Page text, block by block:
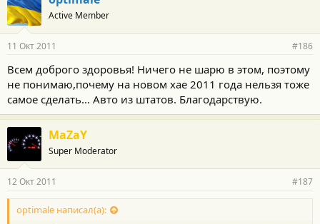
Active Member
11 Окт 2011 #186
Всем доброго здоровья! Ничего не шарю в этом, поэтому
не понимаю,почему на новом хае 2011 года нельзя тоже
самое сделать... Авто из штатов. Благодарствую.
MaZaY
Super Moderator
12 Окт 2011 #187
optimale написал(а):